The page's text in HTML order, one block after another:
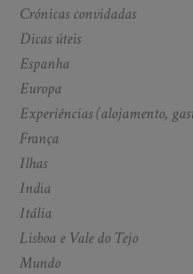
Crónicas convidadas
Dicas úteis
Espanha
Europa
Experiências (alojamento,
França
Ilhas
India
Itália
Lisboa e Vale do Tejo
Mundo